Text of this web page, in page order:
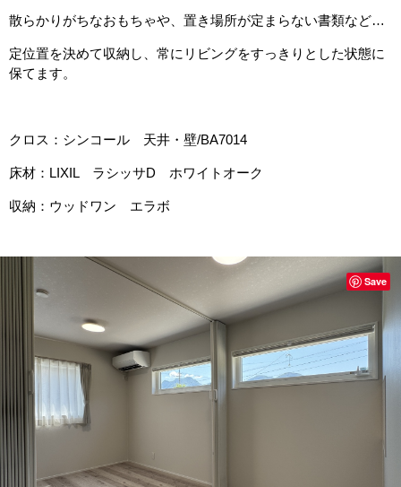
散らかりがちなおもちゃや、置き場所が定まらない書類など…
定位置を決めて収納し、常にリビングをすっきりとした状態に
保てます。
クロス：シンコール 天井・壁/BA7014
床材：LIXIL ラシッサD ホワイトオーク
収納：ウッドワン エラボ
Save